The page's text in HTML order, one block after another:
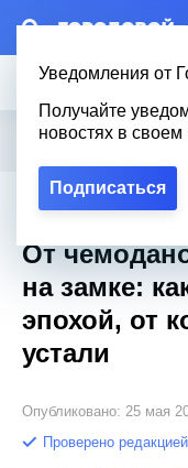
Уведомления от
Получайте
новостях в своем
Подписаться
Новости
Городовой Новости
Эксклюзив
От
на замке:
эпохой, от
устали
Опубликовано: 25 мая
Проверено редакцией